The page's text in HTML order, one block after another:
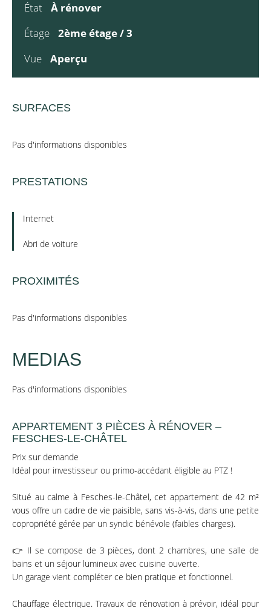
État
À rénover
Étage
2ème étage / 3
Vue
Aperçu
SURFACES
Pas d'informations disponibles
PRESTATIONS
Internet
Abri de voiture
PROXIMITÉS
Pas d'informations disponibles
MEDIAS
Pas d'informations disponibles
APPARTEMENT 3 PIÈCES À RÉNOVER –
FESCHES-LE-CHÂTEL
Prix sur demande
Idéal pour investisseur ou primo-accédant éligible au PTZ !
Situé au calme à Fesches-le-Châtel, cet appartement de 42 m²
vous offre un cadre de vie paisible, sans vis-à-vis, dans une petite
copropriété gérée par un syndic bénévole (faibles charges).
👉 Il se compose de 3 pièces, dont 2 chambres, une salle de
bains et un séjour lumineux avec cuisine ouverte.
Un garage vient compléter ce bien pratique et fonctionnel.
Chauffage électrique. Travaux de rénovation à prévoir, idéal pour